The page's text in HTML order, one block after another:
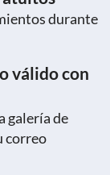
durante
válido con
galería de
correo